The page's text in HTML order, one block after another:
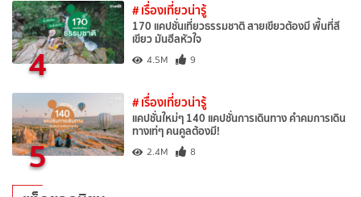
4
# เรื่องเที่ยวน่ารู้
170 แคปชั่นเที่ยวธรรมชาติ สายเขียวต้องมี พื้นที่สี
เขียว มันฮีลหัวใจ
4.5M 9
5
# เรื่องเที่ยวน่ารู้
แคปชั่นใหม่ๆ 140 แคปชั่นการเดินทาง คำคมการเดิน
ทางเท่ๆ คนคูลต้องมี!
2.4M 8